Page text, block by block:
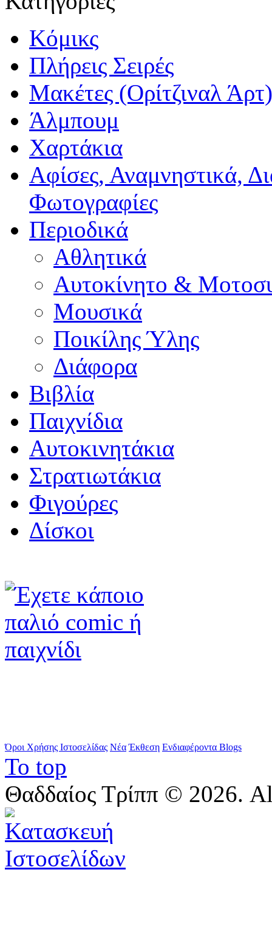
Κόμικς
Πλήρεις Σειρές
Μακέτες (Ορίτζιναλ Άρτ)
Άλμπουμ
Χαρτάκια
Αφίσες, Αναμνηστικά,
Φωτογραφίες
Περιοδικά
Αθλητικά
Αυτοκίνητο &
Μουσικά
Ποικίλης Ύλης
Διάφορα
Βιβλία
Παιχνίδια
Αυτοκινητάκια
Στρατιωτάκια
Φιγούρες
Δίσκοι
Όροι Χρήσης Ιστοσελίδας Νέα Έκθεση Ενδιαφέροντα Blogs
To top
Θαδδαίος Τρίππ © 2026.